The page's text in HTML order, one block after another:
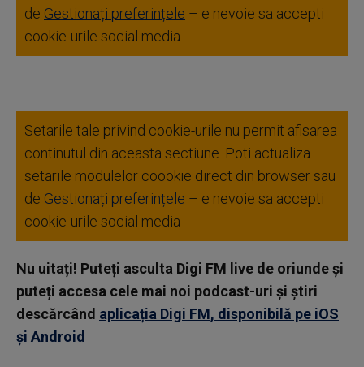
de Gestionați preferințele – e nevoie sa accepti
cookie-urile social media
Setarile tale privind cookie-urile nu permit afisarea
continutul din aceasta sectiune. Poti actualiza
setarile modulelor coookie direct din browser sau
de Gestionați preferințele – e nevoie sa accepti
cookie-urile social media
Nu uitați! Puteți asculta Digi FM live de oriunde și
puteți accesa cele mai noi podcast-uri și știri
descărcând aplicația Digi FM, disponibilă pe iOS
și Android